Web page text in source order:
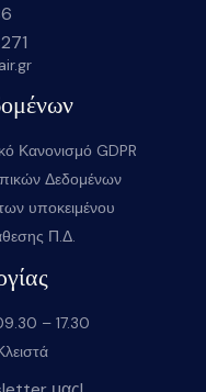
Κανονισμό GDPR
Δεδομένων
υποκειμένου
Π.Δ.
– 17.30